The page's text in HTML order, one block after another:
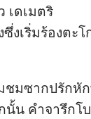
เดเมตริ
เริ่ม​ร้อง​ตะโ
ม​ซาก​ปรัก​หัก​
น คำ​จารึก​โ